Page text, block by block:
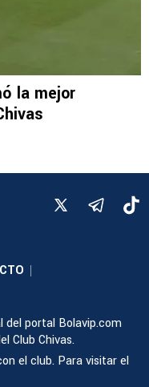
la mejor
|
del portal Bolavip.com
Club Chivas.
el club. Para visitar el